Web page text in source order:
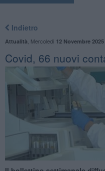
Indietro
Attualità Mercoledì 12 Novembre 2025
Covid, 66 nuovi